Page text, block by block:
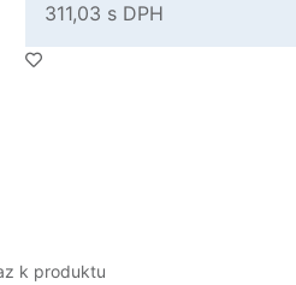
311,03 s DPH
k produktu